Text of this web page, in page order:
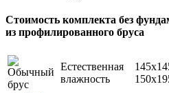
Стоимость комплекта без
из профилированного бруса
Естественная
влажность